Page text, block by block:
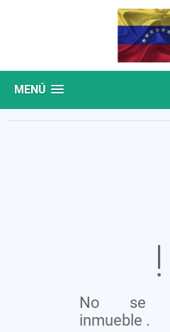
MENÚ
No se
inmueble .